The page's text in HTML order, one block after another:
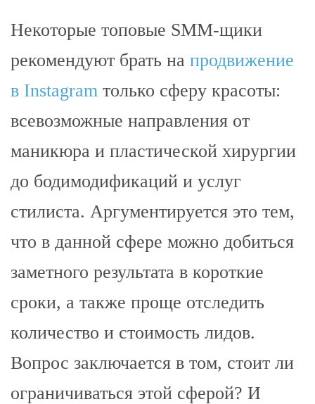
Некоторые топовые SMM-щики
рекомендуют брать на продвижение
в Instagram только сферу красоты:
всевозможные направления от
маникюра и пластической хирургии
до бодимодификаций и услуг
стилиста. Аргументируется это тем,
что в данной сфере можно добиться
заметного результата в короткие
сроки, а также проще отследить
количество и стоимость лидов.
Вопрос заключается в том, стоит ли
ограничиваться этой сферой? И